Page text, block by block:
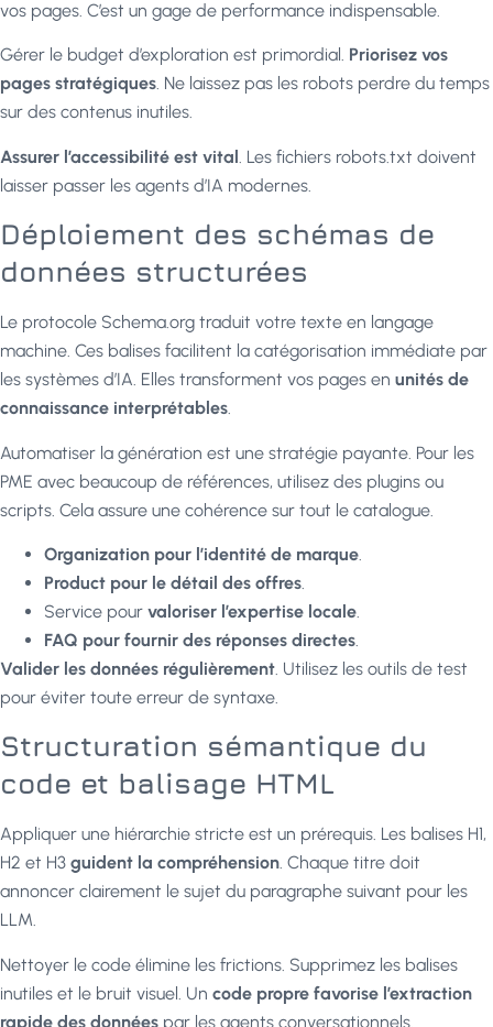
vos pages. C’est un gage de performance indispensable.
Gérer le budget d’exploration est primordial. Priorisez vos
pages stratégiques. Ne laissez pas les robots perdre du temps
sur des contenus inutiles.
Assurer l’accessibilité est vital . Les fichiers robots.txt doivent
laisser passer les agents d’IA modernes.
Déploiement des schémas de
données structurées
Le protocole Schema.org traduit votre texte en langage
machine. Ces balises facilitent la catégorisation immédiate par
les systèmes d’IA. Elles transforment vos pages en unités de
connaissance interprétables.
Automatiser la génération est une stratégie payante. Pour les
PME avec beaucoup de références, utilisez des plugins ou
scripts. Cela assure une cohérence sur tout le catalogue.
Organization pour l’identité de marque.
Product pour le détail des offres.
Service pour valoriser l’expertise locale.
FAQ pour fournir des réponses directes.
Valider les données régulièrement. Utilisez les outils de test
pour éviter toute erreur de syntaxe.
Structuration sémantique du
code et balisage HTML
Appliquer une hiérarchie stricte est un prérequis. Les balises H1,
H2 et H3 guident la compréhension. Chaque titre doit
annoncer clairement le sujet du paragraphe suivant pour les
LLM.
Nettoyer le code élimine les frictions. Supprimez les balises
inutiles et le bruit visuel. Un code propre favorise l’extraction
rapide des données par les agents conversationnels.